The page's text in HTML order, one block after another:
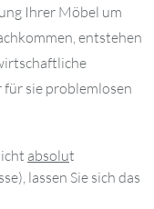
Ihrer Möbel um
entstehen
für sie problemlosen
absolut
lassen Sie sich das